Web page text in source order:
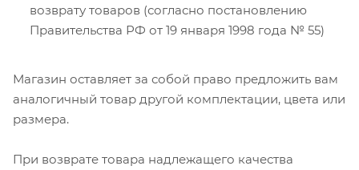
возврату товаров (согласно постановлению
Правительства РФ от 19 января 1998 года № 55)
Магазин оставляет за собой право предложить вам
аналогичный товар другой комплектации, цвета или
размера.
При возврате товара надлежащего качества